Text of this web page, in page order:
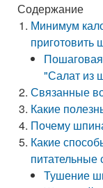
Содержание
Минимум
приготовить
Пошаговая
"Салат из
Связанные
Какие
Почему
Какие
питательные
Тушение